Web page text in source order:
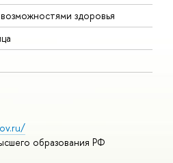
здоровья
образования РФ